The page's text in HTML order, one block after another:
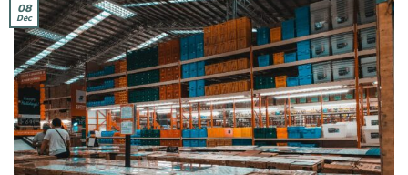
08
Déc